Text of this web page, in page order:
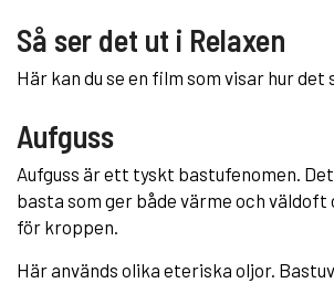
Så ser det ut i Relaxen
Här kan du se en film som visar hur det
Aufguss
Aufguss är ett tyskt bastufenomen.
basta som ger både värme och väldoft
för kroppen.
Här används olika eteriska oljor.